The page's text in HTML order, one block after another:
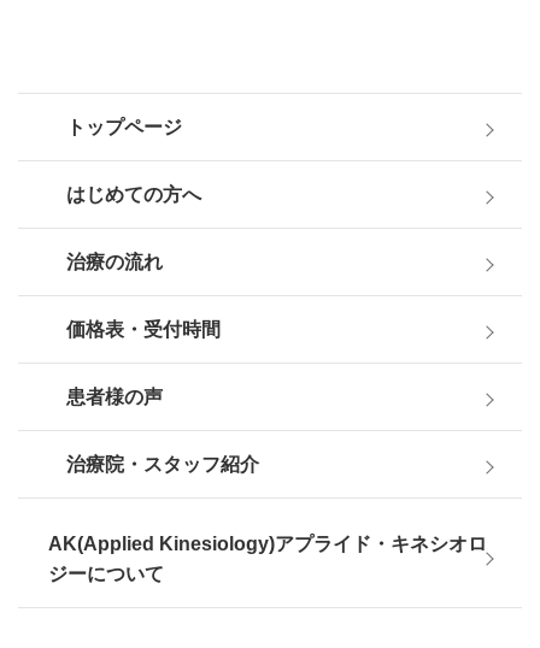
トップページ
はじめての方へ
治療の流れ
価格表・受付時間
患者様の声
治療院・スタッフ紹介
AK(Applied Kinesiology)アプライド・キネシオロ
ジーについて